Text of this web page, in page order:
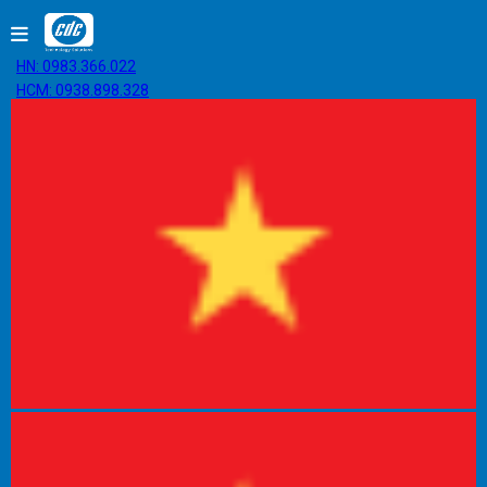
HN: 0983.366.022
HCM: 0938.898.328